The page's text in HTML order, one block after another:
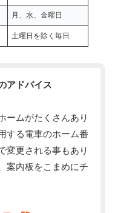
月、水、金曜日
土曜日を除く毎日
アドバイス
ームがたくさんあり
する電車のホーム番
変更される事もあり
案内板をこまめにチ